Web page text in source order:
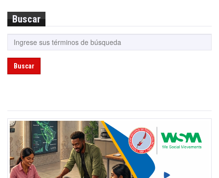
Buscar
Buscar